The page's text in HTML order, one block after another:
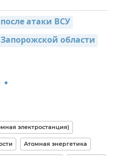
атаки ВСУ
области
электростанция)
Атомная энергетика